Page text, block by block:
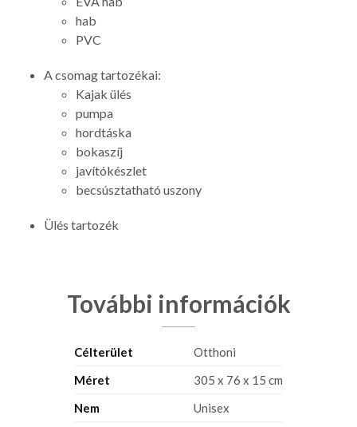
hab
PVC
A csomag tartozékai:
Kajak ülés
pumpa
hordtáska
bokaszíj
javítókészlet
becsúsztatható uszony
Ülés tartozék
További információk
Célterület
Otthoni
Méret
305 x 76 x 15 cm
Nem
Unisex